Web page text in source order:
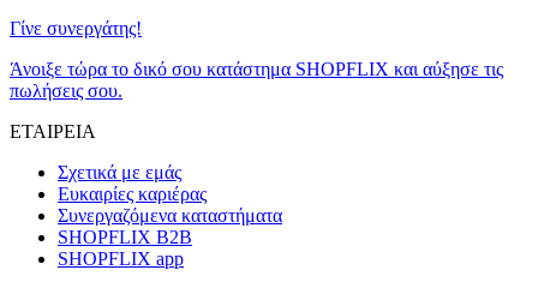
Γίνε συνεργάτης!
Άνοιξε τώρα το δικό σου κατάστημα SHOPFLIX και αύξησε τις
πωλήσεις σου.
ΕΤΑΙΡΕΙΑ
Σχετικά με εμάς
Ευκαιρίες καριέρας
Συνεργαζόμενα καταστήματα
SHOPFLIX B2B
SHOPFLIX app